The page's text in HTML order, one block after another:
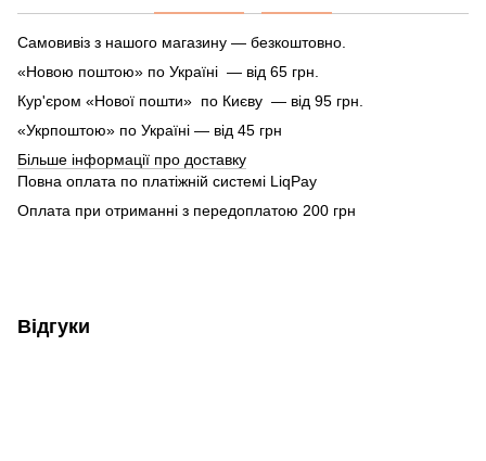
Самовивіз з нашого магазину — безкоштовно.
«Новою поштою» по Україні — від 65 грн.
Кур'єром «Нової пошти» по Києву — від 95 грн.
«Укрпоштою» по Україні — від 45 грн
Більше інформації про доставку
Повна оплата по платіжній системі LiqPay
Оплата при отриманні з передоплатою 200 грн
Відгуки